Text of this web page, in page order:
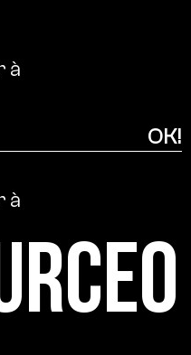
à
à